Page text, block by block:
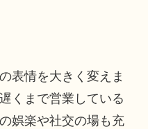
表情を大きく変えま
くまで営業している
娯楽や社交の場も充